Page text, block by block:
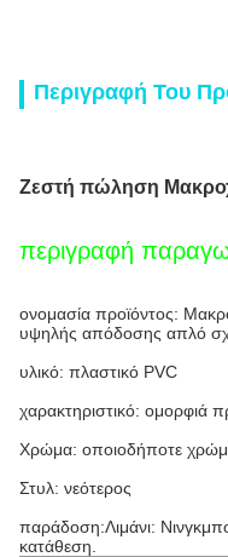
Περιγραφή Του
Ζεστή πώληση
περιγραφή
ονομασία προϊόντος:
υψηλής απόδοσης απλό
υλικό: πλαστικό PVC
χαρακτηριστικό: ομορφιά
Χρώμα: οποιοδήποτε χρώμα
Στυλ: νεότερος
παράδοση:Λιμάνι:
κατάθεση.